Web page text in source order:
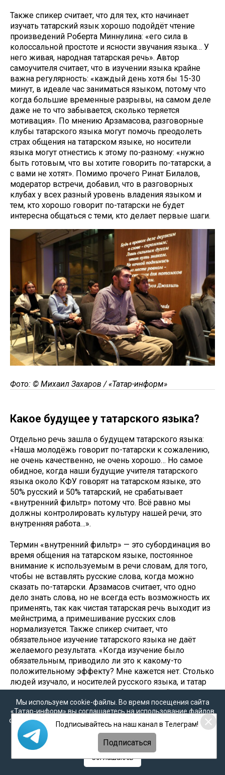
Также спикер считает, что для тех, кто начинает
изучать татарский язык хорошо подойдёт чтение
произведений Роберта Миннулина: «его сила в
колоссальной простоте и ясности звучания языка… У
него живая, народная татарская речь». Автор
самоучителя считает, что в изучении языка крайне
важна регулярность: «каждый день хотя бы 15-30
минут, в идеале час заниматься языком, потому что
когда большие временные разрывы, на самом деле
даже не то что забывается, сколько теряется
мотивация». По мнению Арзамасова, разговорные
клубы татарского языка могут помочь преодолеть
страх общения на татарском языке, но носители
языка могут отнестись к этому по-разному: «нужно
быть готовым, что вы хотите говорить по-татарски, а
с вами не хотят». Помимо прочего Ринат Билалов,
модератор встречи, добавил, что в разговорных
клубах у всех разный уровень владения языком и
тем, кто хорошо говорит по-татарски не будет
интересна общаться с теми, кто делает первые шаги.
Фото: © Михаил Захаров / «Татар-информ»
Какое будущее у татарского языка?
Отдельно речь зашла о будущем татарского языка:
«Наша молодёжь говорит по-татарски к сожалению,
не очень качественно, не очень хорошо… Но самое
обидное, когда наши будущие учителя татарского
языка около КФУ говорят на татарском языке, это
50% русский и 50% татарский, не срабатывает
«внутренний фильтр» потому что. Всё равно мы
должны контролировать культуру нашей речи, это
внутренняя работа…».
Термин «внутренний фильтр» — это субординация во
время общения на татарском языке, постоянное
внимание к используемым в речи словам, для того,
чтобы не вставлять русские слова, когда можно
сказать по-татарски. Арзамасов считает, что одно
дело знать слова, но не всегда есть возможность их
применять, так как чистая татарская речь выходит из
мейнстрима, а примешивание русских слов
нормализуется. Также спикер считает, что
обязательное изучение татарского языка не даёт
желаемого результата. «Когда изучение было
обязательным, приводило ли это к какому-то
положительному эффекту? Мне кажется нет. Столько
людей изучало, и носителей русского языка, и татар
этнических, результата то не было, что сейчас, что
тогда…», - сетует учёный. Он считает, что насилие —
это всегда плохо, и человек сам должен заставлять
себя изучать языки. По словам Арзамасова, язык —
это сложная система за которой стоит культура,
мировоззрение, философия и изучая язык, мы
изучаем народ и государство должно уделять
серьёзное внимание сохранению национальных
Мы используем cookie-файлы. Во время посещения сайта
«Татар-информ» вы соглашаетесь на использование файлов
cookie в соответствии с настоящим уведомлением, согласием
наобработку персональных данных,Политикой о
персональных данных
Политикой конфиденциальности
Соглашаюсь
Подписывайтесь на наш канал в Телеграм!
Подписаться